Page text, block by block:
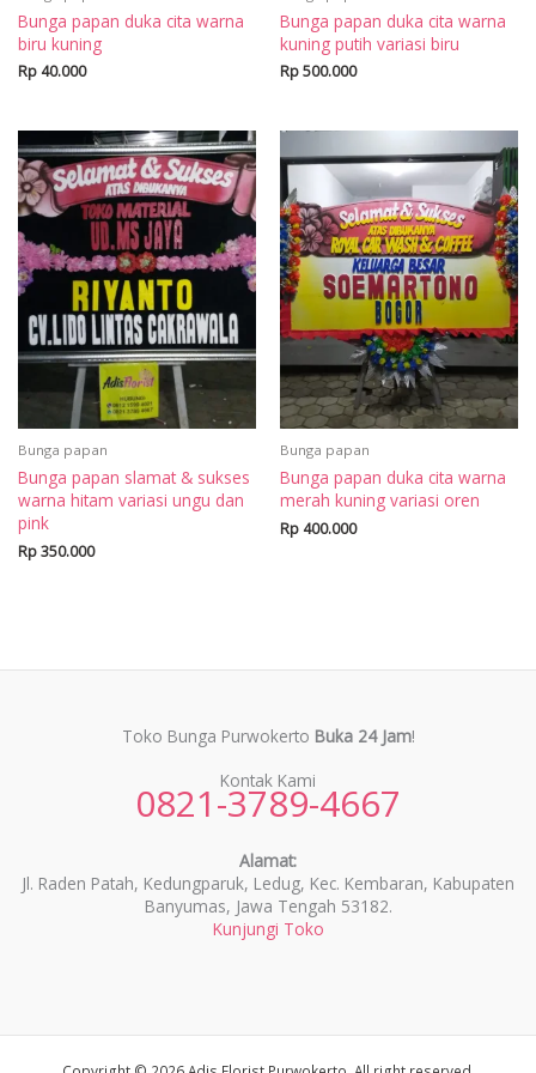
Bunga papan duka cita warna
biru kuning
Rp 40.000
Bunga papan duka cita warna
kuning putih variasi biru
Rp500.000
Bunga papan
Bunga papan slamat & sukses
warna hitam variasi ungu dan
pink
Rp350.000
Bunga papan
Bunga papan duka cita warna
merah kuning variasi oren
Rp 400.000
Toko Bunga Purwokerto Buka 24 Jam!
Kontak Kami
0821-3789-4667
Alamat:
Jl. Raden Patah, Kedungparuk, Ledug, Kec. Kembaran, Kabupaten
Banyumas, Jawa Tengah 53182.
Kunjungi Toko